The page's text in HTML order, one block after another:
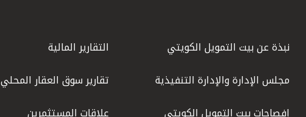
نبذة عن بيت التمويل الكويتي
مجلس الإدارة والإدارة التنفيذية
إفصاحات بيت التمويل الكويتي
التقارير المالية
تقارير سوق العقار المحلي
علاقات المستثمرين